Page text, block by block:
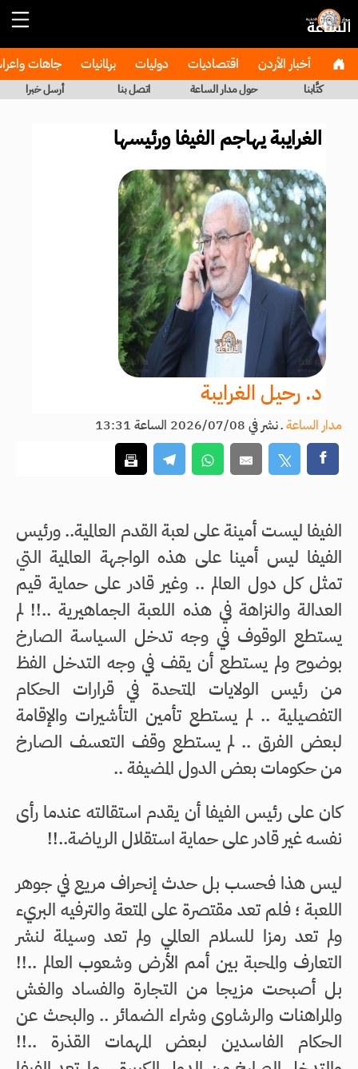
أخبار الأردن اقتصاديات دوليات برلمانيات جاهات
كتَّابنا حول مدار الساعة اتصل بنا أرسل خبرا
الغرايبة يهاجم الفيفا ورئيسها
د. رحيل الغرايبة
مدار الساعةـنشر في 2026/07/08 الساعة 13:31
الفيفا ليست أمينة على لعبة القدم العالمية.. ورئيس
الفيفا ليس أمينا على هذه الواجهة العالمية التي
تمثل كل دول العالم .. وغير قادر على حماية قيم
العدالة والنزاهة في هذه اللعبة الجماهيرية ..!! لم
يستطع الوقوف في وجه تدخل السياسة الصارخ
بوضوح ولم يستطع أن يقف في وجه التدخل الفظ
من رئيس الولايات المتحدة في قرارات الحكام
التفصيلية .. لم يستطع تأمين التأشيرات والإقامة
لبعض الفرق .. لم يستطع وقف التعسف الصارخ
من حكومات بعض الدول المضيفة ..
كان على رئيس الفيفا أن يقدم استقالته عندما رأى
نفسه غير قادر على حماية استقلال الرياضة..!!
ليس هذا فحسب بل حدث إنحراف مريع في جوهر
اللعبة ؛ فلم تعد مقتصرة على المتعة والترفيه البريء
ولم تعد رمزا للسلام العالمي ولم تعد وسيلة لنشر
التعارف والمحبة بين أمم الأرض وشعوب العالم ..!!
بل أصبحت مزيجا من التجارة والفساد والغش
والمراهنات والرشاوى وشراء الضمائر .. والبحث عن
الحكام الفاسدين لبعض المهمات القذرة ..!!